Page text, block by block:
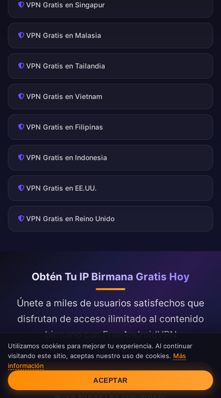
VPN Gratis en Singapur
VPN Gratis en Malasia
VPN Gratis en Tailandia
VPN Gratis en Vietnam
VPN Gratis en Filipinas
VPN Gratis en Indonesia
VPN Gratis en EE.UU.
VPN Gratis en Reino Unido
Obtén Tu IP Birmana Gratis Hoy
Únete a miles de usuarios satisfechos que
disfrutan de acceso ilimitado al contenido
birmano con FreeAndroidVPN
Consentimiento de cookies
Utilizamos cookies para mejorar tu experiencia. Al continuar
visitando este sitio, aceptas nuestro uso de cookies. Más
información
ACEPTAR